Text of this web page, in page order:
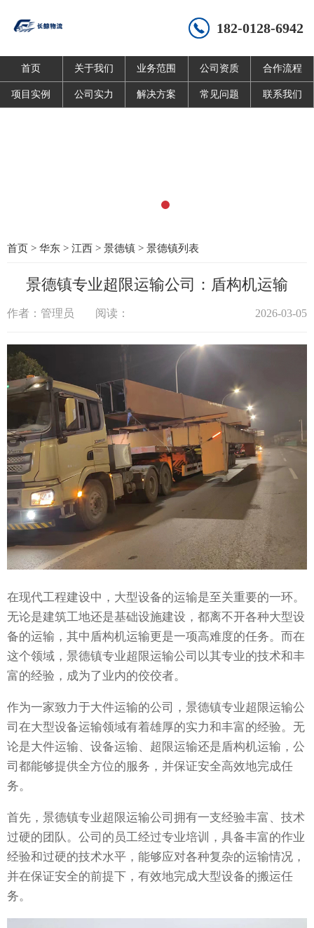
182-0128-6942
首页 关于我们 业务范围 公司资质 合作流程
项目实例 公司实力 解决方案 常见问题 联系我们
首页 > 华东 > 江西 > 景德镇 > 景德镇列表
景德镇专业超限运输公司：盾构机运输
作者：管理员 阅读： 2026-03-05
在现代工程建设中，大型设备的运输是至关重要的一环。
无论是建筑工地还是基础设施建设，都离不开各种大型设
备的运输，其中盾构机运输更是一项高难度的任务。而在
这个领域，景德镇专业超限运输公司以其专业的技术和丰
富的经验，成为了业内的佼佼者。
作为一家致力于大件运输的公司，景德镇专业超限运输公
司在大型设备运输领域有着雄厚的实力和丰富的经验。无
论是大件运输、设备运输、超限运输还是盾构机运输，公
司都能够提供全方位的服务，并保证安全高效地完成任
务。
首先，景德镇专业超限运输公司拥有一支经验丰富、技术
过硬的团队。公司的员工经过专业培训，具备丰富的作业
经验和过硬的技术水平，能够应对各种复杂的运输情况，
并在保证安全的前提下，有效地完成大型设备的搬运任
务。